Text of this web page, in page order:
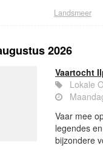
Landsmeer
2026
Vaartocht
Lokale
Vaar mee
legendes
bijzondere